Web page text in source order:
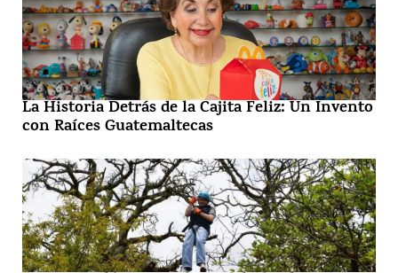
La Historia Detrás de la Cajita Feliz: Un Invento
con Raíces Guatemaltecas